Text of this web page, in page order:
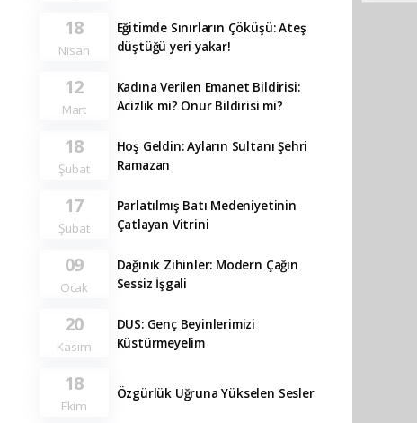
18
Nisan
Eğitimde Sınırların Çöküşü: Ateş
düştüğü yeri yakar!
12
Mart
Kadına Verilen Emanet Bildirisi:
Acizlik mi? Onur Bildirisi mi?
18
Şubat
Hoş Geldin: Ayların Sultanı Şehri
Ramazan
17
Şubat
Parlatılmış Batı Medeniyetinin
Çatlayan Vitrini
09
Ocak
Dağınık Zihinler: Modern Çağın
Sessiz İşgali
20
Kasım
DUS: Genç Beyinlerimizi
Küstürmeyelim
18
Ekim
Özgürlük Uğruna Yükselen Sesler